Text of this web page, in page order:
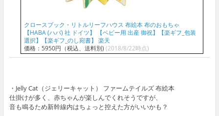
クロースブック・リトルリーフハウス 布絵本 布のおもちゃ
【HABA (ハバ) 社 ドイツ】 【ベビー用 出産 御祝】【楽ギフ_包装
選択】【楽ギフ_のし宛書】 楽天
価格：5950円（税込、送料別) (2018/8/22時点)
・Jelly Cat（ジェリーキャット） ファームテイルズ 布絵本
仕掛けが多く、赤ちゃんが楽しんでくれそうですが、
音も鳴るため新幹線内はちょっと控えた方がいいかも？